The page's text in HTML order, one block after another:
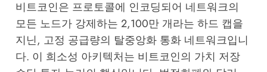
비트코인은 프로토콜에 인코딩되어 네트워크의
모든 노드가 강제하는 2,100만 개라는 하드 캡을
지닌, 고정 공급량의 탈중앙화 통화 네트워크입니
다. 이 희소성 아키텍처는 비트코인의 가치 저장